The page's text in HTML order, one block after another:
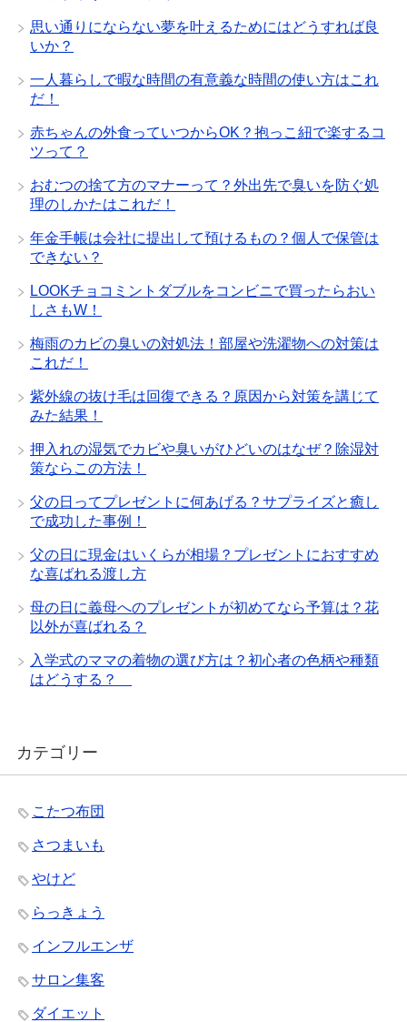
思い通りにならない夢を叶えるためにはどうすれば良
いか？
一人暮らしで暇な時間の有意義な時間の使い方はこれ
だ！
赤ちゃんの外食っていつからOK？抱っこ紐で楽するコ
ツって？
おむつの捨て方のマナーって？外出先で臭いを防ぐ処
理のしかたはこれだ！
年金手帳は会社に提出して預けるもの？個人で保管は
できない？
LOOKチョコミントダブルをコンビニで買ったらおい
しさもW！
梅雨のカビの臭いの対処法！部屋や洗濯物への対策は
これだ！
紫外線の抜け毛は回復できる？原因から対策を講じて
みた結果！
押入れの湿気でカビや臭いがひどいのはなぜ？除湿対
策ならこの方法！
父の日ってプレゼントに何あげる？サプライズと癒し
で成功した事例！
父の日に現金はいくらが相場？プレゼントにおすすめ
な喜ばれる渡し方
母の日に義母へのプレゼントが初めてなら予算は？花
以外が喜ばれる？
入学式のママの着物の選び方は？初心者の色柄や種類
はどうする？
カテゴリー
こたつ布団
さつまいも
やけど
らっきょう
インフルエンザ
サロン集客
ダイエット